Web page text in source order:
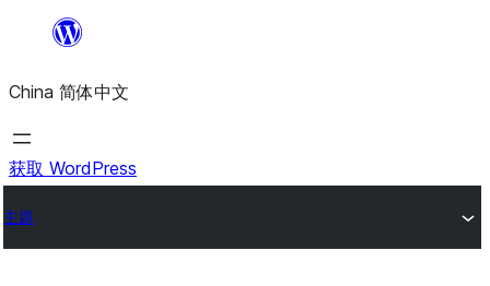
内
容
China 简体中文
获取 WordPress
主题